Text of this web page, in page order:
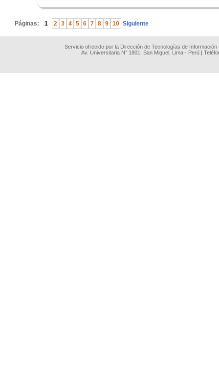
Páginas: 1 2 3 4 5 6 7 8 9 10 Siguiente
Servicio ofrecido por la Dirección de Tecnologías de
Av. Universitaria N° 1801, San Miguel, Lima - Perú |